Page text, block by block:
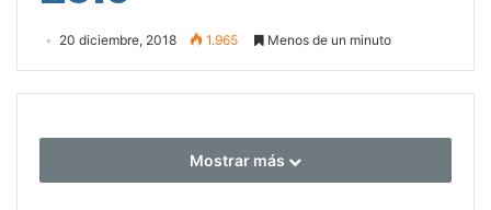
20 diciembre, 2018 1.965 Menos de un minuto
Mostrar más